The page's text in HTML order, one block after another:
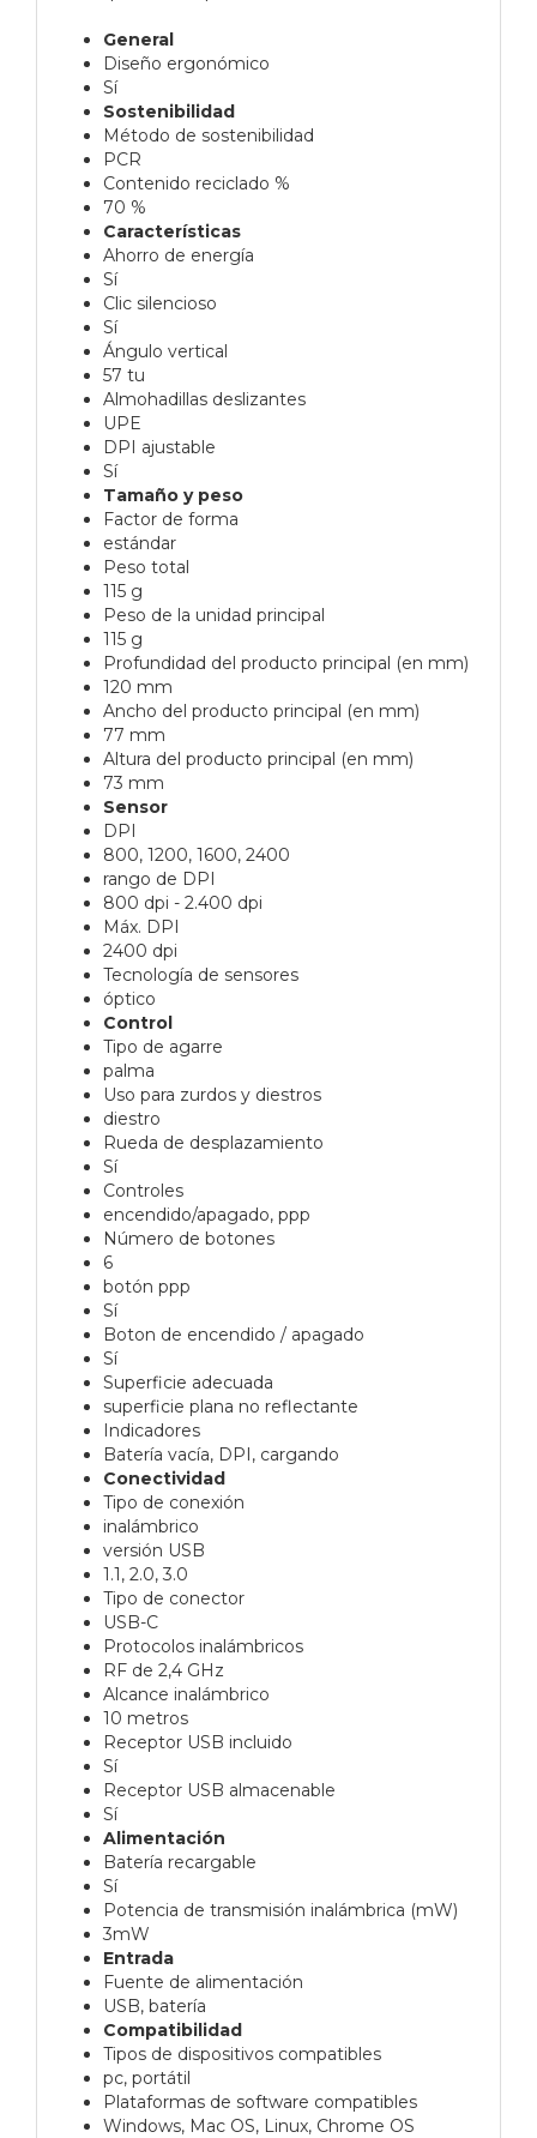
General
Diseño ergonómico
Sí
Sostenibilidad
Método de sostenibilidad
PCR
Contenido reciclado %
70 %
Características
Ahorro de energía
Sí
Clic silencioso
Sí
Ángulo vertical
57 tu
Almohadillas deslizantes
UPE
DPI ajustable
Sí
Tamaño y peso
Factor de forma
estándar
Peso total
115 g
Peso de la unidad principal
115 g
Profundidad del producto principal (en mm)
120 mm
Ancho del producto principal (en mm)
77 mm
Altura del producto principal (en mm)
73 mm
Sensor
DPI
800, 1200, 1600, 2400
rango de DPI
800 dpi - 2.400 dpi
Máx. DPI
2400 dpi
Tecnología de sensores
óptico
Control
Tipo de agarre
palma
Uso para zurdos y diestros
diestro
Rueda de desplazamiento
Sí
Controles
encendido/apagado, ppp
Número de botones
6
botón ppp
Sí
Boton de encendido / apagado
Sí
Superficie adecuada
superficie plana no reflectante
Indicadores
Batería vacía, DPI, cargando
Conectividad
Tipo de conexión
inalámbrico
versión USB
1.1, 2.0, 3.0
Tipo de conector
USB-C
Protocolos inalámbricos
RF de 2,4 GHz
Alcance inalámbrico
10 metros
Receptor USB incluido
Sí
Receptor USB almacenable
Sí
Alimentación
Batería recargable
Sí
Potencia de transmisión inalámbrica (mW)
3mW
Entrada
Fuente de alimentación
USB, batería
Compatibilidad
Tipos de dispositivos compatibles
pc, portátil
Plataformas de software compatibles
Windows, Mac OS, Linux, Chrome OS